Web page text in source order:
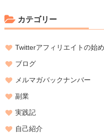
カテゴリー
Twitterアフィリエイトの始
ブログ
メルマガバックナンバー
副業
実践記
自己紹介